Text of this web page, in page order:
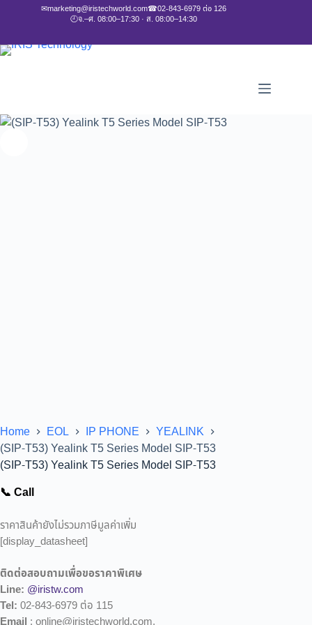
✉marketing@iristechworld.com☎02-843-6979 ต่อ 126
🕘จ.–ศ. 08:00–17:30 · ส. 08:00–14:30
Home EOL IP PHONE
YEALINK
(SIP-T53) Yealink T5 Series Model SIP-T53
(SIP-T53) Yealink T5 Series Model SIP-T53
📞 Call
ราคาสินค้ายังไม่รวมภาษีมูลค่าเพิ่ม
[display_datasheet]
ติดต่อสอบถามเพื่อขอราคาพิเศษ
Line: @iristw.com
Tel: 02-843-6979 ต่อ 115
Email : online@iristechworld.com,